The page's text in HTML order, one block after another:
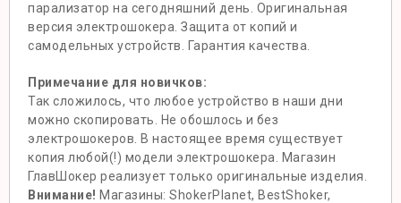
парализатор на сегодняшний день. Оригинальная
версия электрошокера. Защита от копий и
самодельных устройств. Гарантия качества.
Примечание для новичков:
Так сложилось, что любое устройство в наши дни
можно скопировать. Не обошлось и без
электрошокеров. В настоящее время существует
копия любой(!) модели электрошокера. Магазин
ГлавШокер реализует только оригинальные изделия.
Внимание! Магазины: ShokerPlanet, BestShoker,